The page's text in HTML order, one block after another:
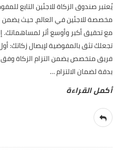
يُعتبر صندوق الزكاة للاجئين التابع
مخصصة للاجئين في العالم، حيث يضمن
مع تحقيق أكبر وأوسع أثر لمساهماتك.
تجعلك تثق بالمفوضية لإيصال زكاتك:
فريق متخصص يضمن التزام الزكاة
بدقة لضمان الالتزام…